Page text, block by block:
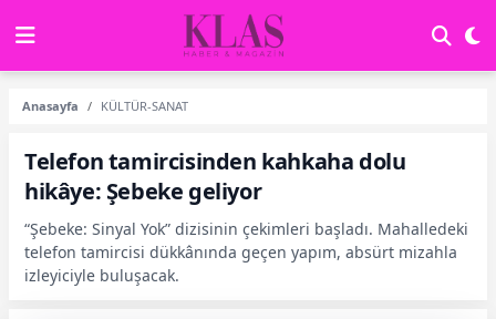
Anasayfa KÜLTÜR-SANAT
Telefon tamircisinden kahkaha dolu
hikâye: Şebeke geliyor
“Şebeke: Sinyal Yok” dizisinin çekimleri başladı. Mahalledeki
telefon tamircisi dükkânında geçen yapım, absürt mizahla
izleyiciyle buluşacak.